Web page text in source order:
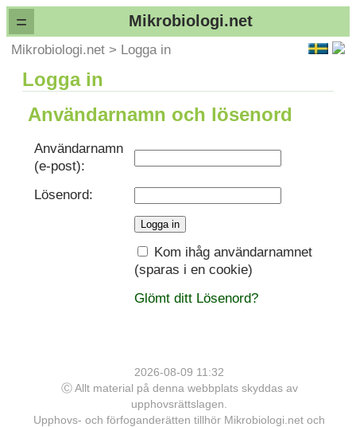
= Mikrobiologi.net
Mikrobiologi.net > Logga in
Logga in
Användarnamn och lösenord
Användarnamn
(e-post):
Lösenord:
Kom ihåg användarnamnet
(sparas i en cookie)
Glömt ditt Lösenord?
2026-08-09 11:32
Ⓒ Allt material på denna webbplats skyddas av
upphovsrättslagen.
Upphovs- och förfoganderätten tillhör Mikrobiologi.net och